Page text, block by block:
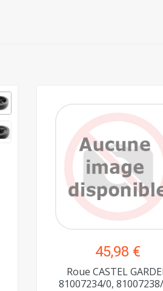
45,98 €
Roue CASTEL
81007234/0,